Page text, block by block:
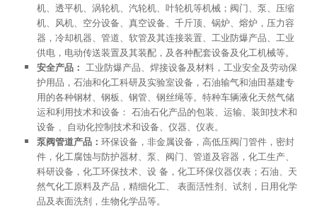
机、透平机、涡轮机、汽轮机、叶轮机等机械；阀门、泵、压缩
机、风机、空分设备、真空设备、千斤顶、锅炉、熔炉，压力容
器，冷却机器、管道、软管及其连接装置、工业防爆产品、工业
供电，电动传送装置及其装配，及各种配套设备及化工机械等。
安全产品： 工业防爆产品、焊接设备及材料，工业安全及劳动保
护用品，石油和化工科研及实验室设备，石油输气和油田基建专
用的各种钢材、钢板、钢管、钢丝绳等。特种车辆液化天然气储
运和利用技术和设备： 石油石化产品的包装、运输、装卸技术和
设备 、自动化控制技术和设备、仪器、仪表。
泵阀管道产品：环保设备，非金属设备，高低压阀门管件，密封
件，化工腐蚀与防护器材、泵、阀门、管道及容器，化工生产、
科研设备，化工环保技术、设 备，化工环保仪器仪表；石油、天
然气化工原料及产品，精细化工、 表面活性剂、试剂，日用化学
品及表面洗剂，生物化学品等。